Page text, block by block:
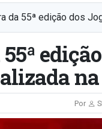
da 55ª edição dos
Por